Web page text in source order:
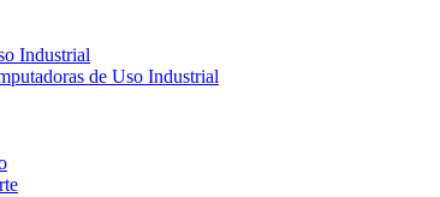
Industrial
de Uso Industrial